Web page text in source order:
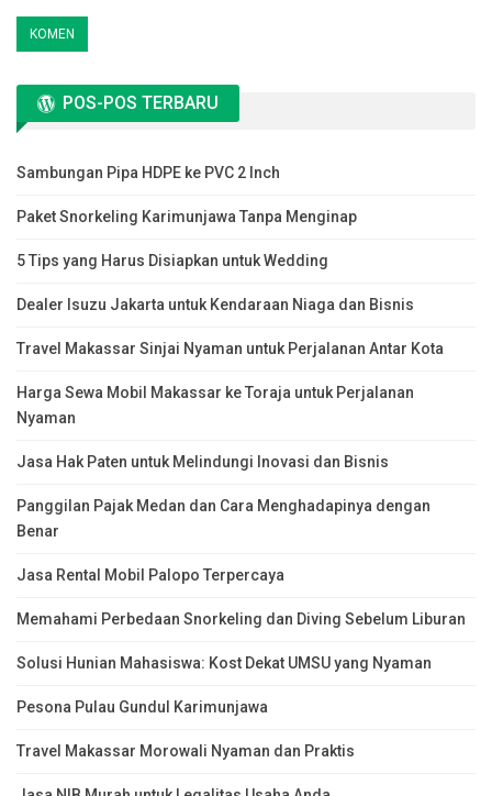
POS-POS TERBARU
Sambungan Pipa HDPE ke PVC 2 Inch
Paket Snorkeling Karimunjawa Tanpa Menginap
5 Tips yang Harus Disiapkan untuk Wedding
Dealer Isuzu Jakarta untuk Kendaraan Niaga dan Bisnis
Travel Makassar Sinjai Nyaman untuk Perjalanan Antar Kota
Harga Sewa Mobil Makassar ke Toraja untuk Perjalanan
Nyaman
Jasa Hak Paten untuk Melindungi Inovasi dan Bisnis
Panggilan Pajak Medan dan Cara Menghadapinya dengan
Benar
Jasa Rental Mobil Palopo Terpercaya
Memahami Perbedaan Snorkeling dan Diving Sebelum Liburan
Solusi Hunian Mahasiswa: Kost Dekat UMSU yang Nyaman
Pesona Pulau Gundul Karimunjawa
Travel Makassar Morowali Nyaman dan Praktis